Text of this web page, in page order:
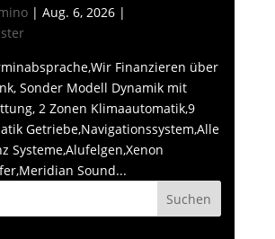
| Aug. 6, 2026|
Finanzieren über
Sonder Modell Dynamik mit
2 Zonen Klimaautomatik,9
Getriebe,Navigationssystem,Alle
Systeme,Alufelgen,Xenon
Sound...
Suchen